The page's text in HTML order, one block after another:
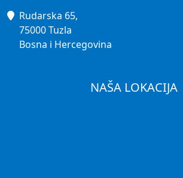
Rudarska 65,
75000 Tuzla
Bosna i Hercegovina
NAŠA LOKACIJA